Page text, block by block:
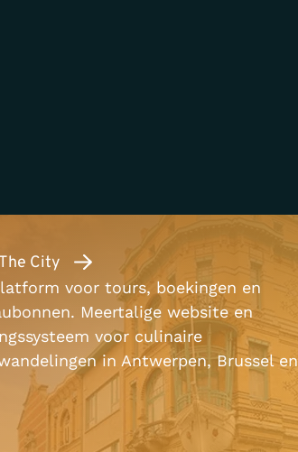
City
voor tours, boekingen en
Meertalige website en
voor culinaire
in Antwerpen, Brussel en